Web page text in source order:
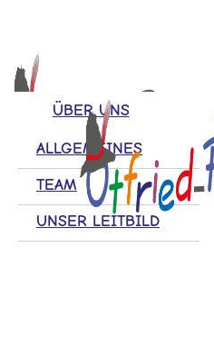
ÜBER UNS
ALLGEMEINES
TEAM
UNSER LEITBILD